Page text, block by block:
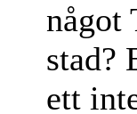
något
stad?
ett